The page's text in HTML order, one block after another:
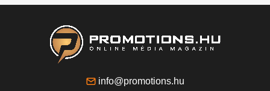
info@promotions.hu